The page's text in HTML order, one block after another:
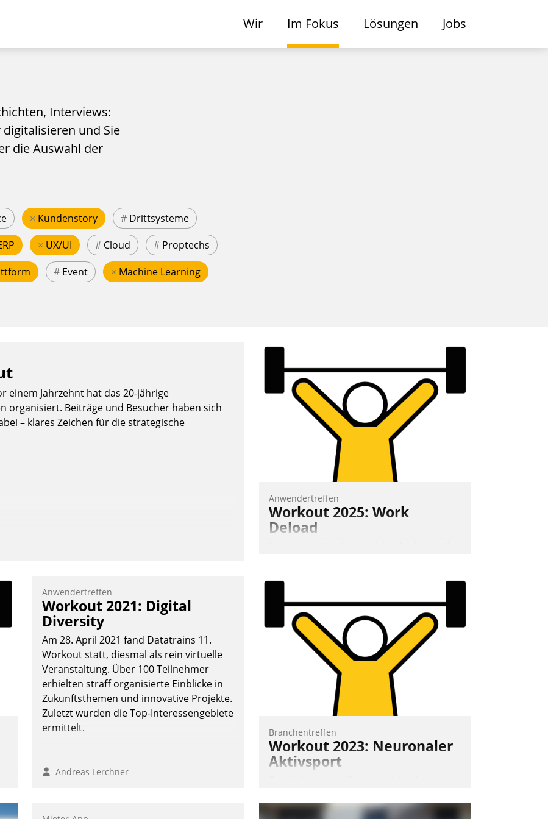
Wir Im Fokus Lösungen Jobs
Interviews:
und Sie
die Auswahl der
× Kundenstory # Drittsysteme
× UX/UI # Cloud # Proptechs
# Event × Machine Learning
einem Jahrzehnt hat das 20-jährige
organisiert. Beiträge und Besucher haben sich
– klares Zeichen für die strategische
Anwendertreffen
Workout 2025: Work
Deload
meistern und Workloads wuppen – bei
zunehmend anspruchsvollen Aufgaben
und abnehmendem Nachwuchs?
Nadja Hußmann
Anwendertreffen
Workout 2021: Digital
Diversity
Am 28. April 2021 fand Datatrains 11.
Workout statt, diesmal als rein virtuelle
Veranstaltung. Über 100 Teilnehmer
erhielten straff organisierte Einblicke in
Zukunftsthemen und innovative Projekte.
Zuletzt wurden die Top-Interessengebiete
ermittelt.
Andreas Lerchner
Branchentreffen
Workout 2023: Neuronaler
Aktivsport
aktiv und sammelten methodisch